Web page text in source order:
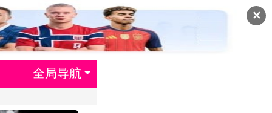
✕
全局导航